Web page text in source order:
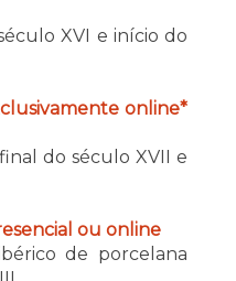
XVI e início do
online*
do século XVII e
ou online
de porcelana